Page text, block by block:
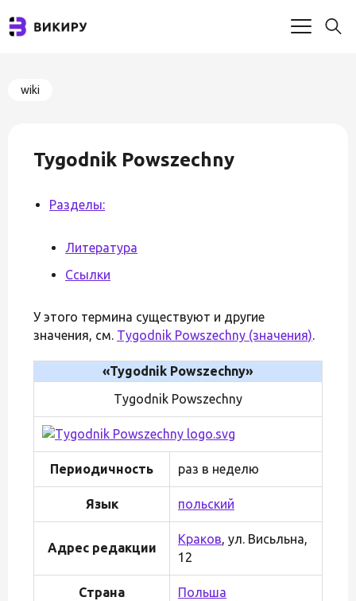
wiki
Tygodnik Powszechny
Разделы:
Литература
Ссылки
У этого термина существуют и другие
значения, см. Tygodnik Powszechny (значения).
«Tygodnik Powszechny»
Tygodnik Powszechny
Периодичность раз в неделю
Язык польский
Адрес редакции
Краков, ул. Висьльна,
12
Страна Польша